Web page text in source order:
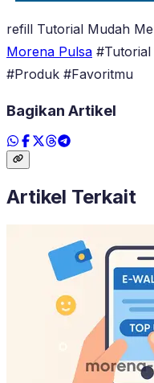
refill Tutorial Mudah
Morena Pulsa #Tutorial
#Produk #Favoritmu
Bagikan Artikel
Artikel Terkait